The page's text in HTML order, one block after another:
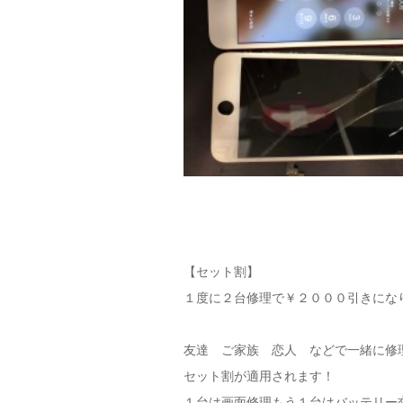
【セット割】
１度に２台修理で￥２０００引きにな
友達 ご家族 恋人 などで一緒に修
セット割が適用されます！